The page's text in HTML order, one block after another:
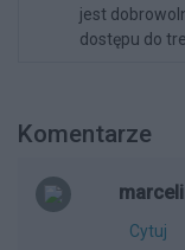
jest
dostępu do
Komentarze
Cytuj